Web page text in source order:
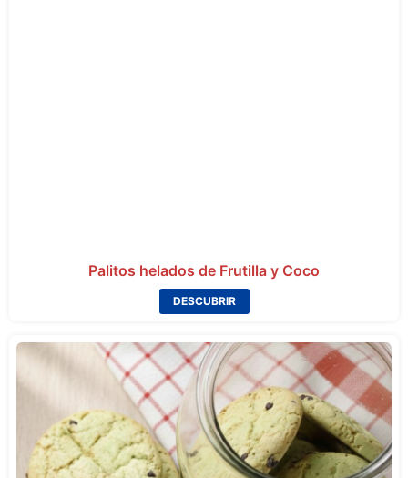
Palitos helados de Frutilla y Coco
DESCUBRIR